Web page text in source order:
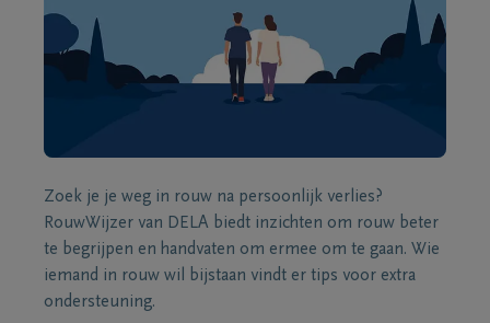
Zoek je je weg in rouw na persoonlijk verlies?
RouwWijzer van DELA biedt inzichten om rouw beter
te begrijpen en handvaten om ermee om te gaan. Wie
iemand in rouw wil bijstaan vindt er tips voor extra
ondersteuning.